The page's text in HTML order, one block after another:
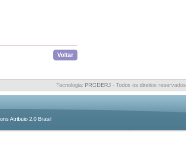
Voltar
Tecnologia: PRODERJ - Todos os direitos reservados
Atribuio 2.0 Brasil